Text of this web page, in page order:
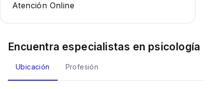
Atención Online
Encuentra especialistas en psicología
Ubicación Profesión